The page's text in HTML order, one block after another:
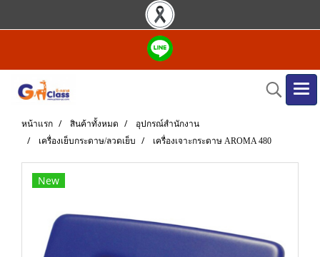
หน้าแรก สินค้าทั้งหมด
อุปกรณ์สำนักงาน
เครื่องเย็บกระดาษ/ลวดเย็บ
เครื่องเจาะกระดาษ AROMA 480
New